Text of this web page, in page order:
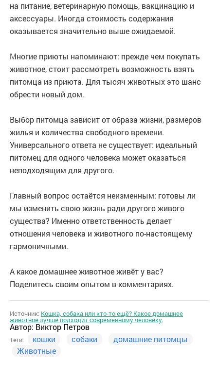
на питание, ветеринарную помощь, вакцинацию и
аксессуары. Иногда стоимость содержания
оказывается значительно выше ожидаемой.
Многие приюты напоминают: прежде чем покупать
животное, стоит рассмотреть возможность взять
питомца из приюта. Для тысяч животных это шанс
обрести новый дом.
Выбор питомца зависит от образа жизни, размеров
жилья и количества свободного времени.
Универсального ответа не существует: идеальный
питомец для одного человека может оказаться
неподходящим для другого.
Главный вопрос остаётся неизменным: готовы ли
мы изменить свою жизнь ради другого живого
существа? Именно ответственность делает
отношения человека и животного по-настоящему
гармоничными.
А какое домашнее животное живёт у вас?
Поделитесь своим опытом в комментариях.
Источник: Кошка, собака или кто-то ещё? Какое домашнее
животное лучше подходит современному человеку.
Автор: Виктор Петров
Теги: кошки собаки
домашние питомцы
Животные